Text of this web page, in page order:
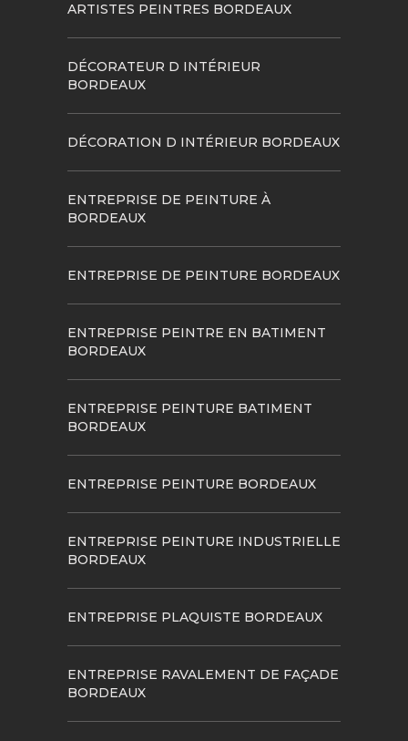
ARTISTES PEINTRES BORDEAUX
DÉCORATEUR D INTÉRIEUR
BORDEAUX
DÉCORATION D INTÉRIEUR BORDEAUX
ENTREPRISE DE PEINTURE À
BORDEAUX
ENTREPRISE DE PEINTURE BORDEAUX
ENTREPRISE PEINTRE EN BATIMENT
BORDEAUX
ENTREPRISE PEINTURE BATIMENT
BORDEAUX
ENTREPRISE PEINTURE BORDEAUX
ENTREPRISE PEINTURE INDUSTRIELLE
BORDEAUX
ENTREPRISE PLAQUISTE BORDEAUX
ENTREPRISE RAVALEMENT DE FAÇADE
BORDEAUX